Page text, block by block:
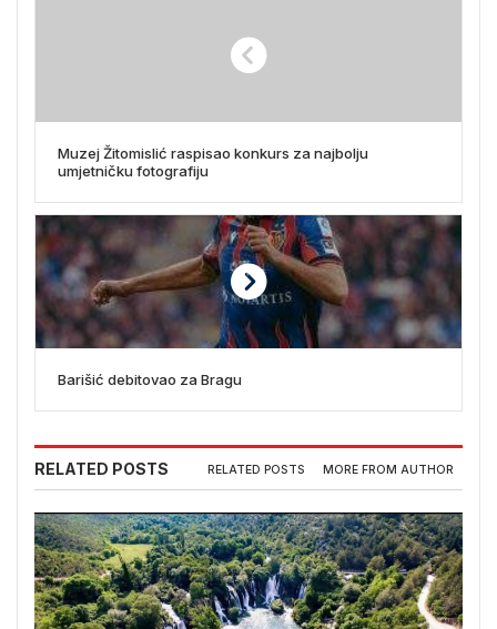
Muzej Žitomislić raspisao konkurs za najbolju
umjetničku fotografiju
Barišić debitovao za Bragu
RELATED POSTS RELATED POSTS MORE FROM AUTHOR